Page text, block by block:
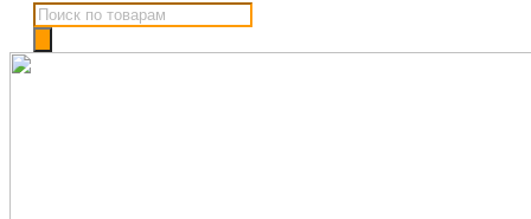
Поиск
товаров